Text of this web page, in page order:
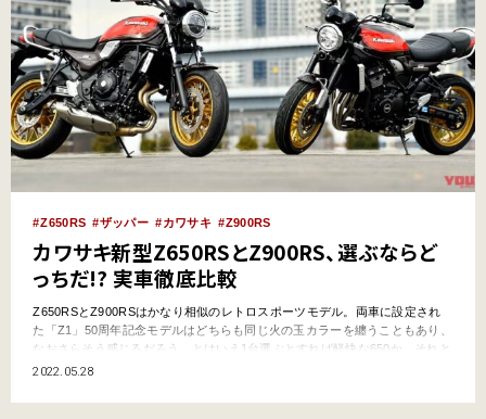
Z650RS ザッパー カワサキ Z900RS
カワサキ新型Z650RSとZ900RS、選ぶならど
っちだ!? 実車徹底比較
Z650RSとZ900RSはかなり相似のレトロスポーツモデル。両車に設定され
た「Z1」50周年記念モデルはどちらも同じ火の玉カラーを纏うこともあり、
なおさらそう感じるだろう。とはいえ1台選ぶとすれば軽快な650か、それと
も重厚な900か? ルックスの好みはもちろんだが、日頃のバイクの“使い方”に
ったマシンを選んでほしい。 ●文:…
2022.05.28